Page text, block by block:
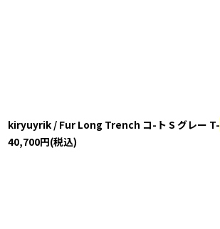
kiryuyrik / Fur Long Trench コ-ト S グレー T-
40,700円(税込)